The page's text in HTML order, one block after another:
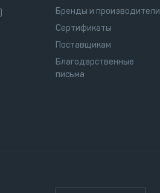
Бренды и производители
Сертификаты
Поставщикам
Благодарственные
письма